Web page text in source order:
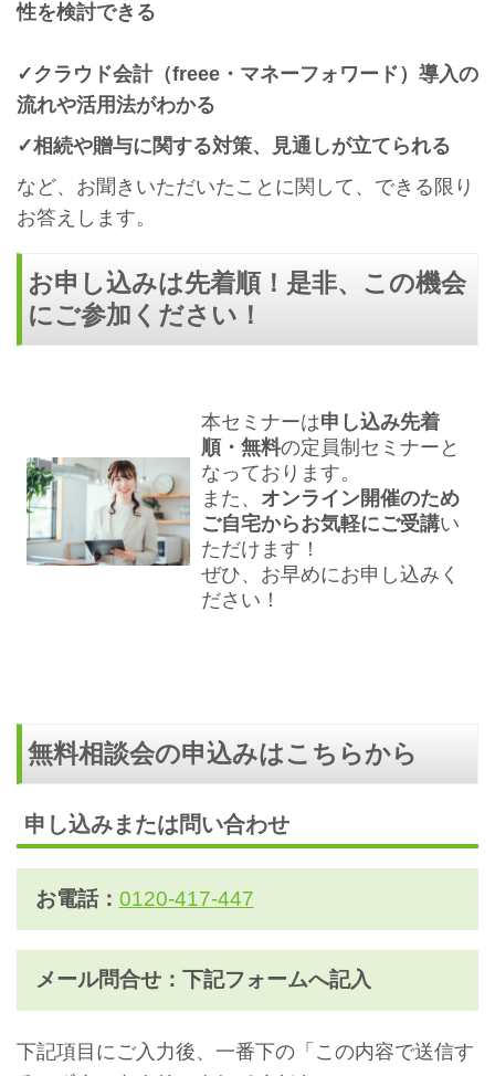
性を検討できる
✓クラウド会計（freee・マネーフォワード）導入の
流れや活用法がわかる
✓相続や贈与に関する対策、見通しが立てられる
など、お聞きいただいたことに関して、できる限り
お答えします。
お申し込みは先着順！是非、この機会
にご参加ください！
本セミナーは申し込み先着
順・無料の定員制セミナーと
なっております。
また、 オンライン開催のため
ご自宅からお気軽にご受講い
ただけます！
ぜひ、お早めにお申し込みく
ださい！
無料相談会の申込みはこちらから
申し込みまたは問い合わせ
お電話： 0120-417-447
メール問合せ：下記フォームへ記入
下記項目にご入力後、一番下の「この内容で送信す